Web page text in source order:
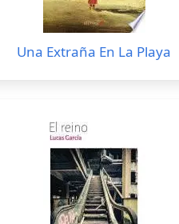
Una Extraña En La Playa